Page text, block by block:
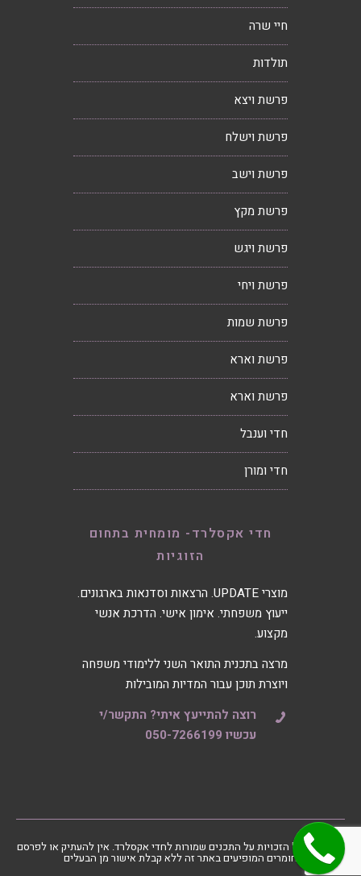
חיי שרה
תולדות
פרשת ויצא
פרשת וישלח
פרשת וישב
פרשת מקץ
פרשת ויגש
פרשת ויחי
פרשת שמות
פרשת וארא
פרשת וארא
חדי וענבל
חדי ומורן
חדי אקסלרד- מומחית בתחום
הזוגיות
מוצרי UPDATE. הרצאות וסדנאות בארגונים.
ייעוץ משפחתי. אימון אישי. הדרכת אנשי
מקצוע.
מרצה בתכנית התואר השני ללימודי משפחה
ויוצרת תוכן עבור המדיות המובילות
רוצה להתייעץ איתי? התקשר/י
עכשיו 050-7266199
2026 © - כל הזכויות על התכנים שמורות לחדי אקסלרד. אין להעתיק או לפרסם
חומרים המופיעים באתר זה ללא קבלת אישור מן הבעלים